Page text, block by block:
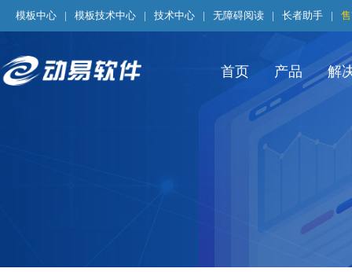
模板中心 | 模板技术中心 | 技术中心 | 无障碍阅读 | 长者助手 |
首页 产品 解